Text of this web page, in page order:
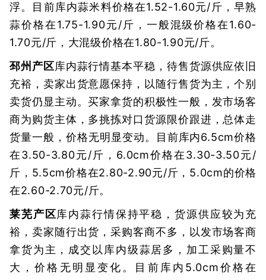
浮。目前库内蒜米料价格在1.52-1.60元/斤，早熟
蒜价格在1.75-1.90元/斤，一般混级价格在1.60-
1.70元/斤，大混级价格在1.80-1.90元/斤。
邳州产区库内蒜行情基本平稳，待售货源供应依旧
充裕，卖家出货意愿保持，以随行售货为主，个别
卖货仍显主动。买家拿货的积极性一般，发市场客
商为购货主体，多挑拣对口货源限价跟进，总体走
货量一般，价格无明显变动。目前库内6.5cm价格
在3.50-3.80元/斤，6.0cm价格在3.30-3.50元/
斤，5.5cm价格在2.80-2.90元/斤，5.0cm的价格
在2.60-2.70元/斤。
莱芜产区库内蒜行情保持平稳，货源供应较为充
裕，卖家随行出货，采购客商不多，以发市场客商
拿货为主，成交以库内级蒜居多，加工采购量不
大，价格无明显变化。目前库内5.0cm价格在